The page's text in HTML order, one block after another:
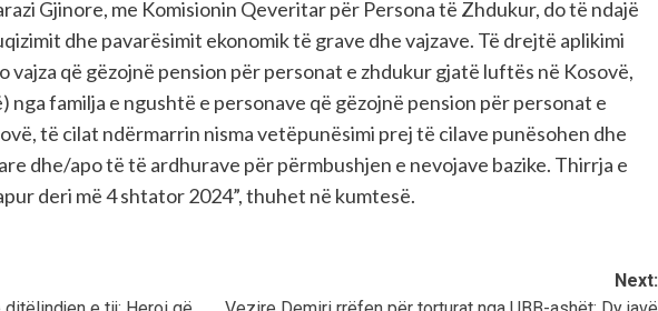
Gjinore, me Komisionin Qeveritar për Persona të Zhdukur, do të ndajë
dhe pavarësimit ekonomik të grave dhe vajzave. Të drejtë aplikimi
vajza që gëzojnë pension për personat e zhdukur gjatë luftës në Kosovë,
nga familja e ngushtë e personave që gëzojnë pension për personat e
të cilat ndërmarrin nisma vetëpunësimi prej të cilave punësohen dhe
dhe/apo të të ardhurave për përmbushjen e nevojave bazike. Thirrja e
deri më 4 shtator 2024”, thuhet në kumtesë.
Next: